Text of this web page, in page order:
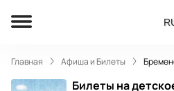
Главная Афиша и Билеты
Билеты на